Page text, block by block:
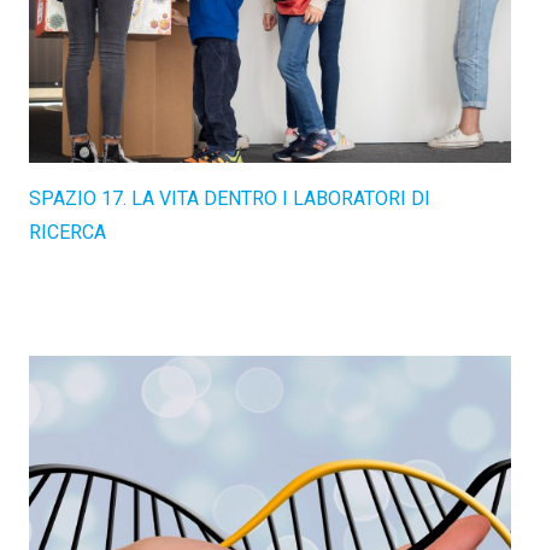
SPAZIO 17. LA VITA DENTRO I LABORATORI DI
RICERCA